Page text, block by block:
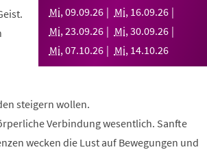
Mi,09.09.26 Mi, 16.09.26
Mi,23.09.26 Mi,30.09.26
Mi,07.10.26 Mi, 14.10.26
steigern wollen.
Verbindung wesentlich. Sanfte
wecken die Lust auf Bewegungen und